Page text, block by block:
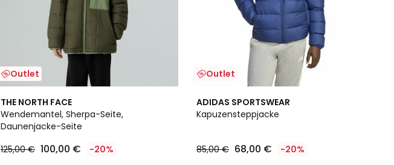
Outlet
THE NORTH FACE
Wendemantel, Sherpa-Seite,
Daunenjacke-Seite
125,00 € 100,00 € -20%
4,5
/ 5
Outlet
ADIDAS SPORTSWEAR
Kapuzensteppjacke
85,00 € 68,00 € -20%
4,9
/ 5
2
Farben